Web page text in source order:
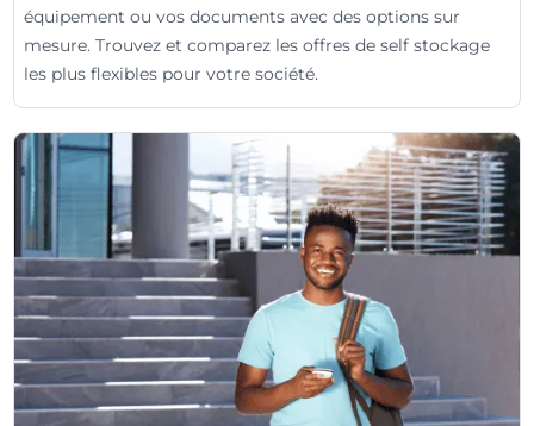
équipement ou vos documents avec des options sur
mesure. Trouvez et comparez les offres de self stockage
les plus flexibles pour votre société.